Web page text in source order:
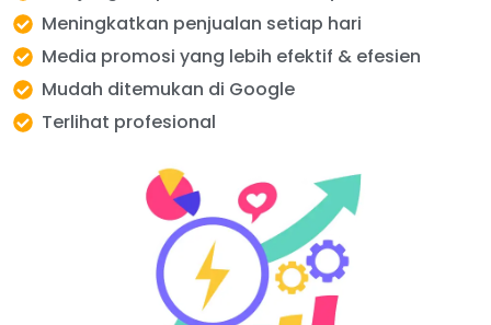
Meningkatkan penjualan setiap hari
Media promosi yang lebih efektif & efesien
Mudah ditemukan di Google
Terlihat profesional